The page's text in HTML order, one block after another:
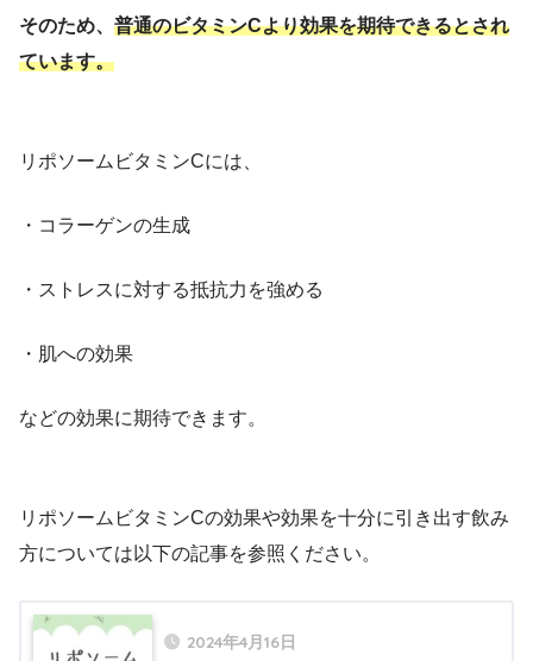
そのため、 普通のビタミンCより効果を期待できるとされ
ています。
リポソームビタミンCには、
・コラーゲンの生成
・ストレスに対する抵抗力を強める
・肌への効果
などの効果に期待できます。
リポソームビタミンCの効果や効果を十分に引き出す飲み
方については以下の記事を参照ください。
2024年4月16日